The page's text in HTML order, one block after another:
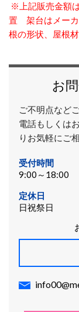
※上記販売金額
置 架台はメーカ
根の形状、屋根
お
ご不明点など
電話もしくは
りお気軽にご
受付時間
9:00～18:00
定休日
日祝祭日